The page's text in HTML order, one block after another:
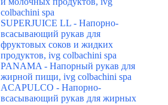
colbachini spa
SUPERJUICE LL - Напорно-
всасывающий рукав для
фруктовых соков и жидких
продуктов, ivg colbachini spa
PANAMA - Напорный рукав для
жирной пищи, ivg colbachini spa
ACAPULCO - Напорно-
всасывающий рукав для жирных